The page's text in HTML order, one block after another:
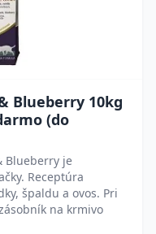
Blueberry 10kg
(do
Blueberry je
Receptúra
špaldu a ovos. Pri
na krmivo